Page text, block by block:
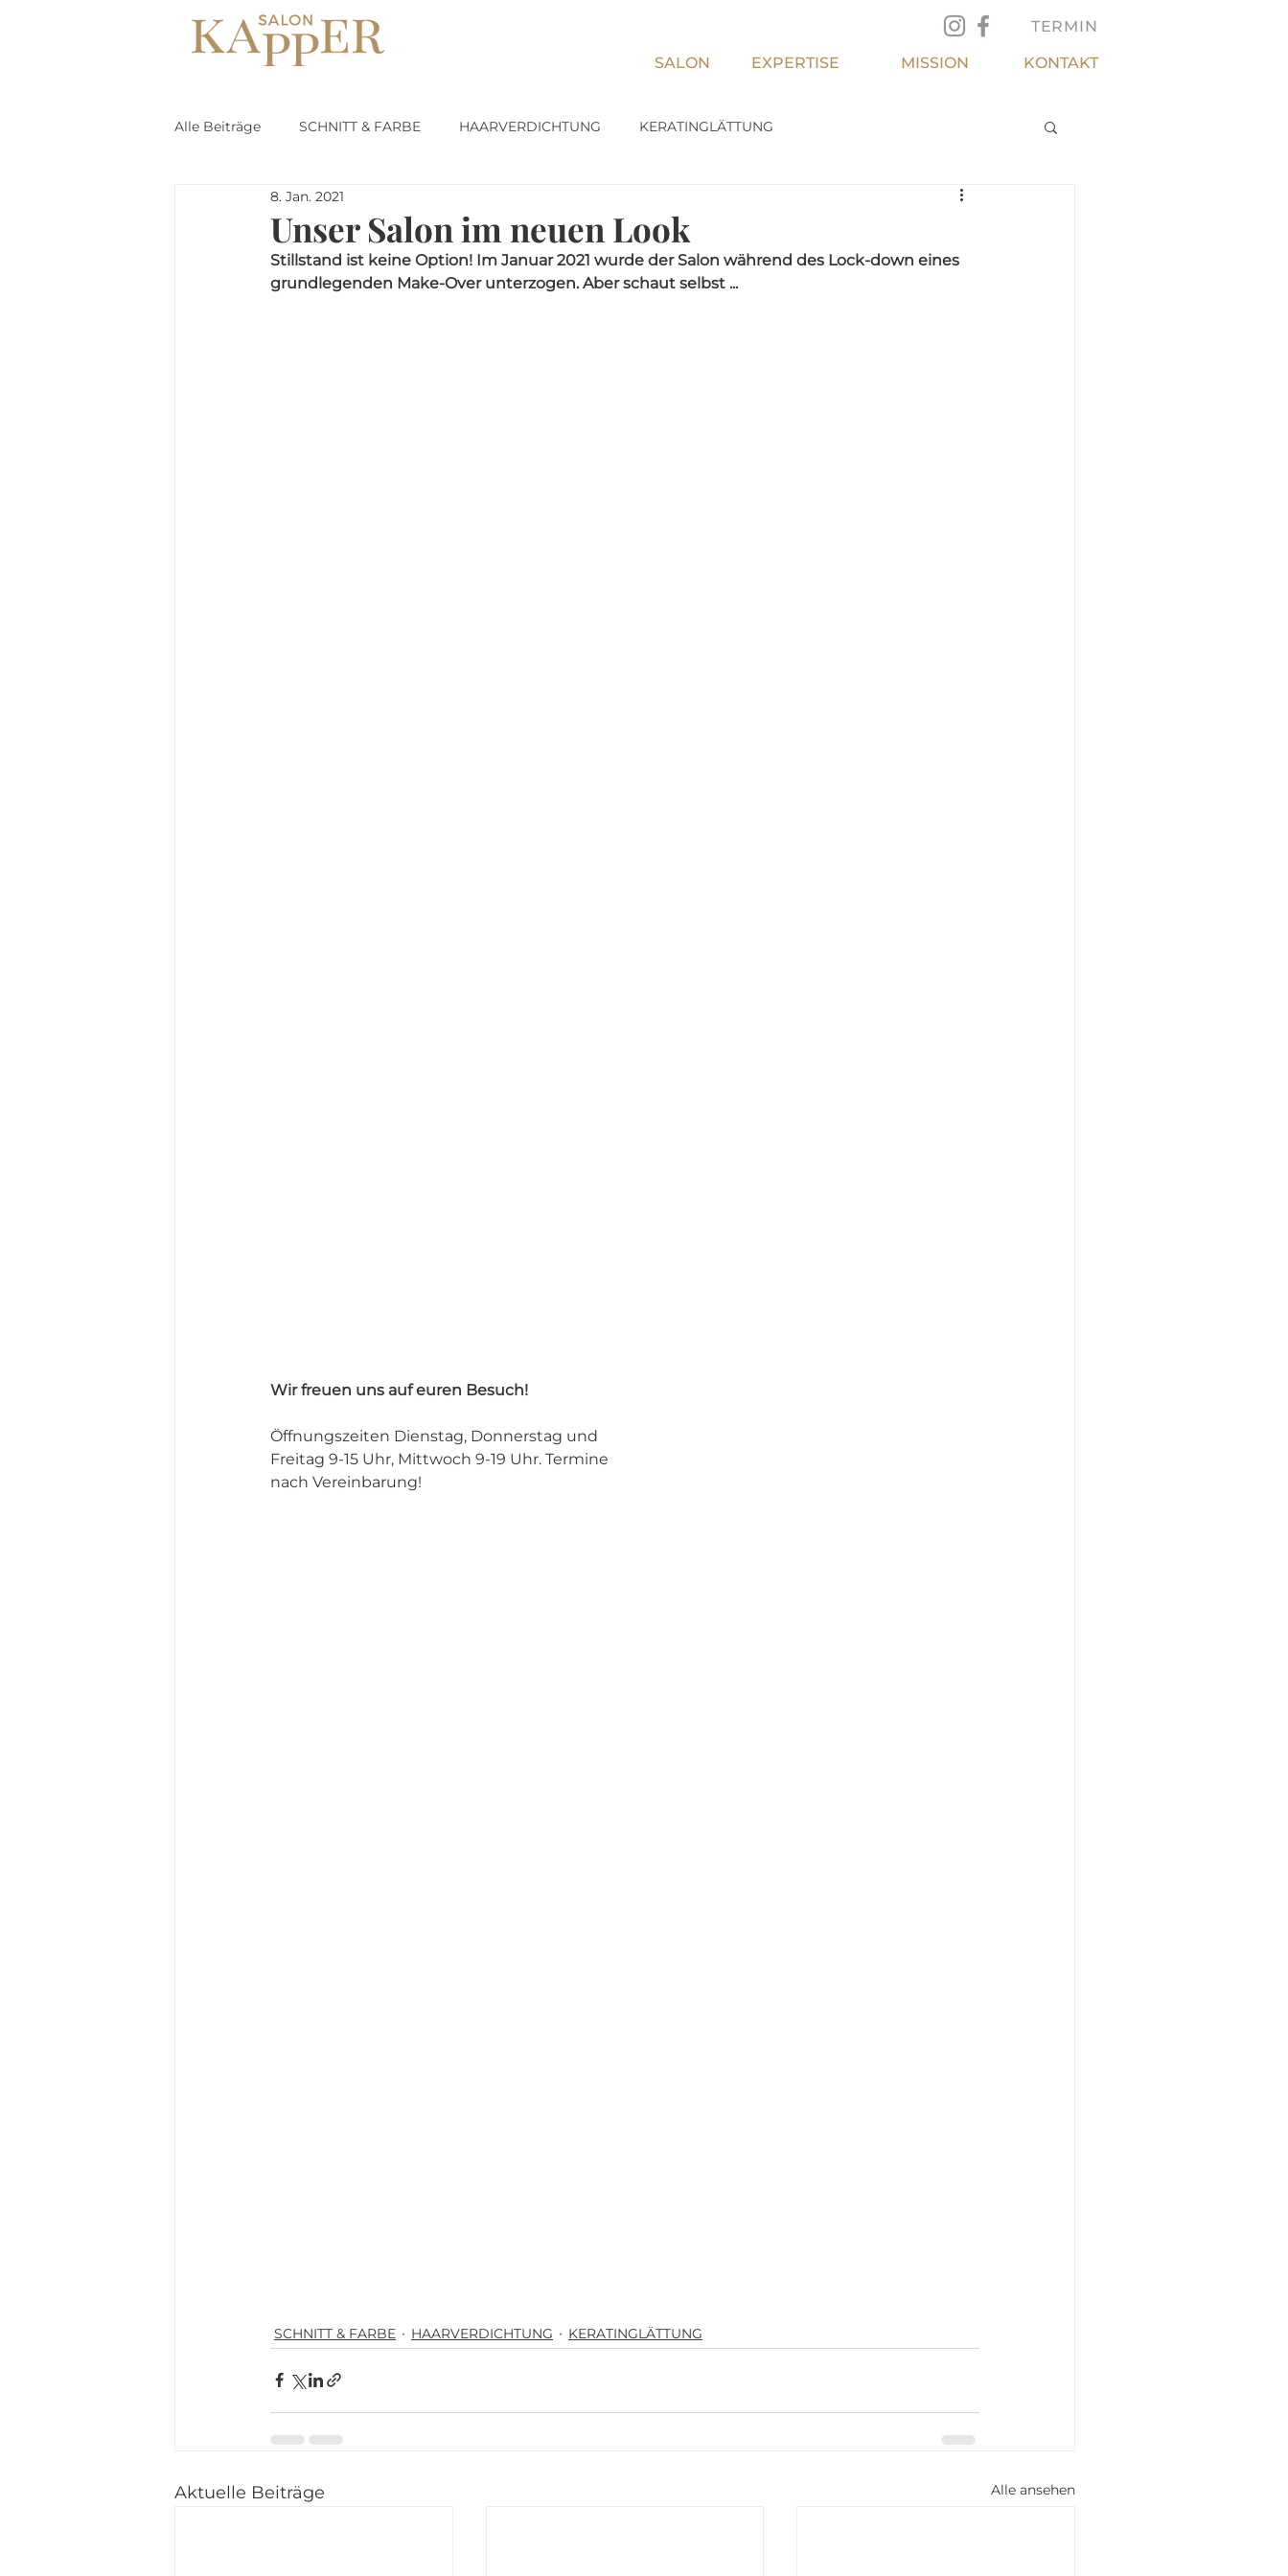
TERMIN
SALON EXPERTISE MISSION KONTAKT
Alle Beiträge SCHNITT & FARBE HAARVERDICHTUNG KERATINGLÄTTUNG
Unser Salon im neuen Look
8. Jan. 2021
Stillstand ist keine Option! Im Januar 2021 wurde der Salon während des Lock-down eines
grundlegenden Make-Over unterzogen. Aber schaut selbst ...
Wir freuen uns auf euren Besuch!
Öffnungszeiten Dienstag, Donnerstag und
Freitag 9-15 Uhr, Mittwoch 9-19 Uhr. Termine
nach Vereinbarung!
SCHNITT & FARBE HAARVERDICHTUNG KERATINGLÄTTUNG
Aktuelle Beiträge Alle ansehen